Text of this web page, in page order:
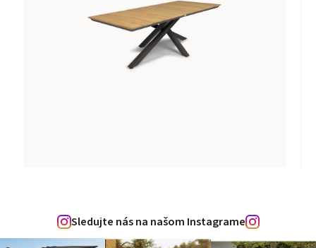
Sledujte nás na našom Instagrame